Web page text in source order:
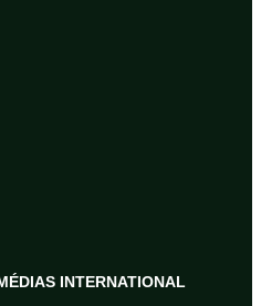
INTERNATIONAL